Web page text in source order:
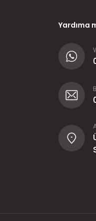
Yardıma